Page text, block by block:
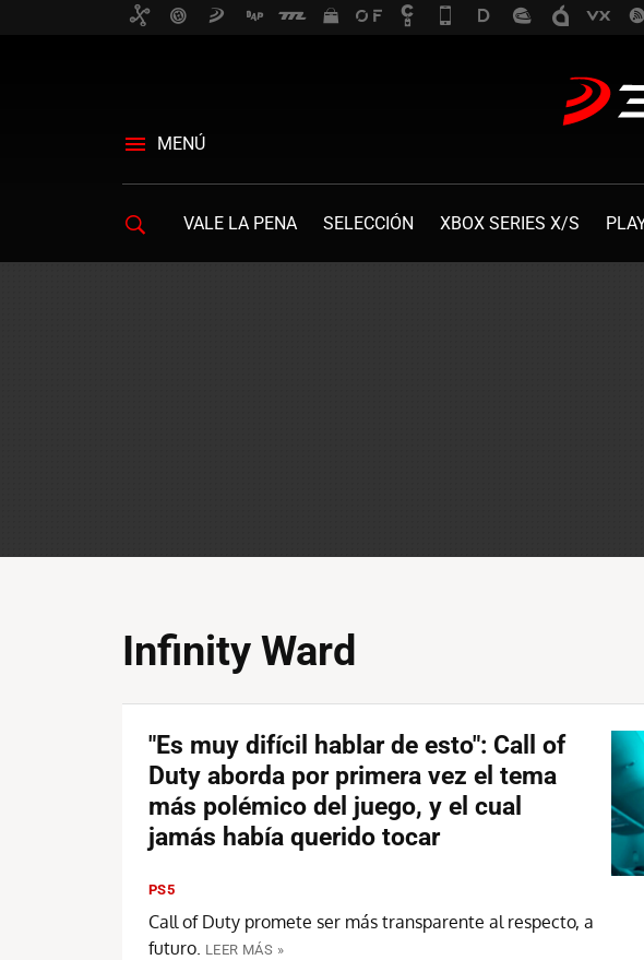
MENÚ
VALE LA PENA SELECCIÓN XBOX SERIES X/S
Infinity Ward
"Es muy difícil hablar de esto": Call of
Duty aborda por primera vez el tema
más polémico del juego, y el cual
jamás había querido tocar
PS5
Call of Duty promete ser más transparente al respecto, a
futuro. LEER MÁS »